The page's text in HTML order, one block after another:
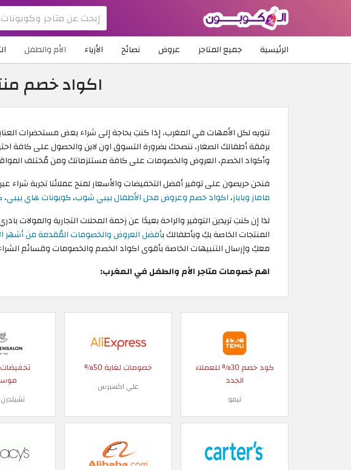
الرئيسية جميع المتاجر عروض نصائح الأزياء الأم والطفل
اكواد خصم
تنويه لكل الأمهات في المغرب، إذا كنتِ بحاجة إلى شراء بعض مستحضرات
برفقة أطفالك الصغار، ننصحك بضرورة التسوق اون لاين والحصول على كافة
وأكواد الخصم، العروض والخصومات على كافة مستلزماتك ومن مُختلف المواقع
فنحن حريصون على توفير أفضل التخفيضات والأسعار لمنح عملائنا تجربة شراء عبر
ماماز وباباز، اكواد خصم وعروض محل الأطفال بيبي شوب، كوبونات هاي بيبي،
لذا إن كنتِ تريدين التوفير والراحة بعيدًا عن زحمة المحلات التجارية والمولات بادري
المنتجات الخاصة بكِ وبأطفالك بأفضل العروض والخصومات المُقدمة من أشهر
معكِ وإرسال التنبيهات الخاصة بأقوى اكواد الخصم والخصومات وقسائم
اهم خصومات متاجر الأم والطفل في المغرب:
كود خصم 30% للعملاء
الجدد
تيمو
خصومات لغاية 50%
علي اكسبرس